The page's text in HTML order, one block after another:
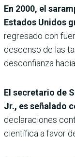
En 2000, el
Estados Unidos
regresado con
descenso de las
desconfianza
El secretario de
Jr., es señalado
declaraciones
científica a favor